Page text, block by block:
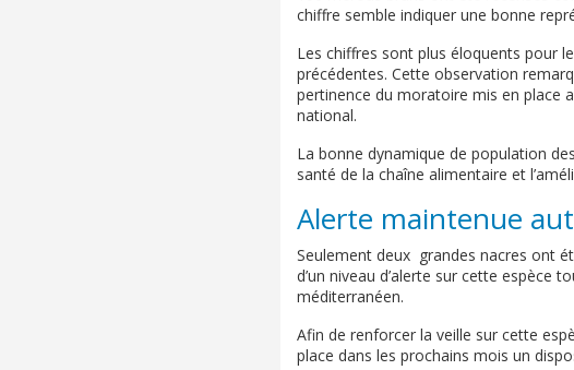
chiffre semble indiquer une bonne
Les chiffres sont plus éloquents pour
précédentes. Cette observation
pertinence du moratoire mis en place
national.
La bonne dynamique de population
santé de la chaîne alimentaire et
Alerte maintenue
Seulement deux grandes nacres ont
d’un niveau d’alerte sur cette espèce
méditerranéen.
Afin de renforcer la veille sur cette
place dans les prochains mois un